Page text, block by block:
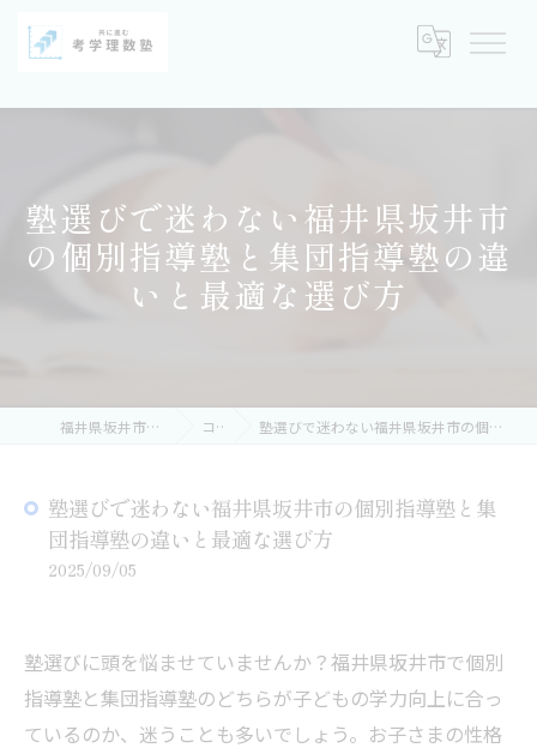
塾選びで迷わない福井県坂井市
の個別指導塾と集団指導塾の違
いと最適な選び方
福井県坂井市の塾なら考学理数塾 コラム 塾選びで迷わない福井県坂井市の個別指導塾と集団指導塾の違いと最適な選び方
塾選びで迷わない福井県坂井市の個別指導塾と集
団指導塾の違いと最適な選び方
2025/09/05
塾選びに頭を悩ませていませんか？福井県坂井市で個別
指導塾と集団指導塾のどちらが子どもの学力向上に合っ
ているのか、迷うことも多いでしょう。お子さまの性格